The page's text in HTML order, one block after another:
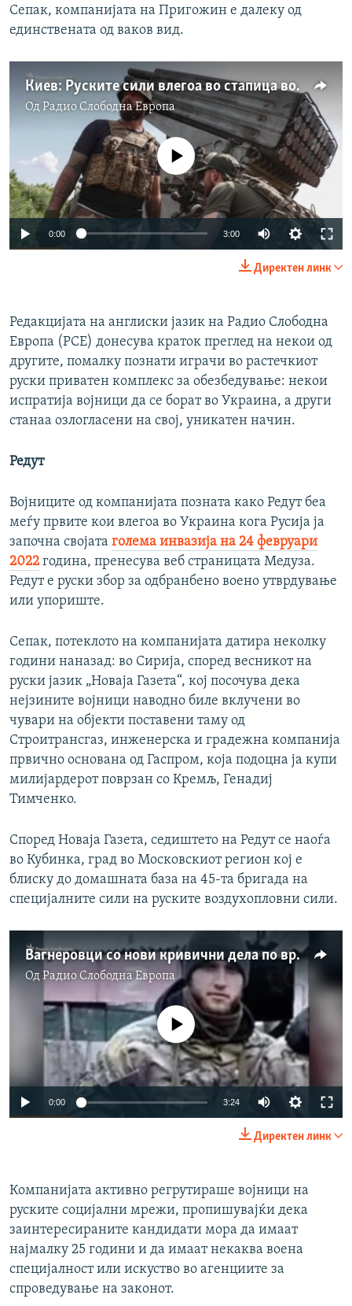
Сепак, компанијата на Пригожин е далеку од
единствената од ваков вид.
Киев: Руските сили влегоа во стапица во Бахмут
ОдРадио Слободна Eвропа
720p 1080p
No media source currently available
0:00 3:00
720p
1080p
Директен линк
Редакцијата на англиски јазик на Радио Слободна
Европа (РСЕ) донесува краток преглед на некои од
другите, помалку познати играчи во растечкиот
руски приватен комплекс за обезбедување: некои
испратија војници да се борат во Украина, а други
станаа озлогласени на свој, уникатен начин.
Редут
Војниците од компанијата позната како Редут беа
меѓу првите кои влегоа во Украина кога Русија ја
започна својата голема инвазија на 24 февруари
2022 година, пренесува веб страницата Медуза.
Редут е руски збор за одбранбено воено утврдување
или упориште.
Сепак, потеклото на компанијата датира неколку
години наназад: во Сирија, според весникот на
руски јазик „Новаја Газета“, кој посочува дека
нејзините војници наводно биле вклучени во
чувари на објекти поставени таму од
Строитрансгаз, инженерска и градежна компанија
првично основана од Гаспром, која подоцна ја купи
милијардерот поврзан со Кремљ, Генадиј
Тимченко.
Според Новаја Газета, седиштето на Редут се наоѓа
во Кубинка, град во Московскиот регион кој е
блиску до домашната база на 45-та бригада на
специјалните сили на руските воздухопловни сили.
Вагнеровци со нови кривични дела по враќањето од војната во Украина
ОдРадио Слободна Eвропа
720p
No media source currently available
0:00 3:24
720p
1080p
Директен линк
Компанијата активно регрутираше војници на
руските социјални мрежи, пропишувајќи дека
заинтересираните кандидати мора да имаат
најмалку 25 години и да имаат некаква воена
специјалност или искуство во агенциите за
спроведување на законот.